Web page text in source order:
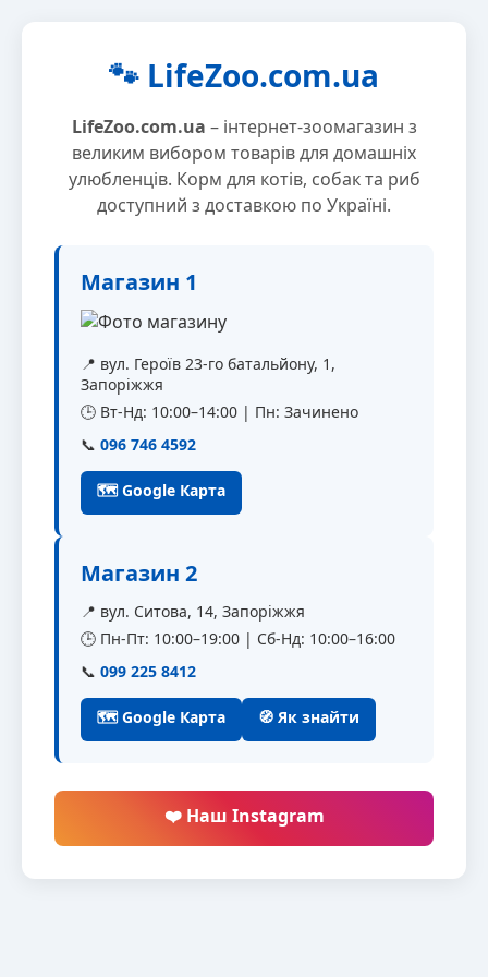
🐾 LifeZoo.com.ua
LifeZoo.com.ua – інтернет-зоомагазин з
великим вибором товарів для домашніх
улюбленців. Корм для котів, собак та риб
доступний з доставкою по Україні.
Магазин 1
📍 вул. Героїв 23-го батальйону, 1,
Запоріжжя
🕒 Вт-Нд: 10:00–14:00 | Пн: Зачинено
📞 096 746 4592
🗺 Google Карта
Магазин 2
📍 вул. Ситова, 14, Запоріжжя
🕒 Пн-Пт: 10:00–19:00 | Сб-Нд: 10:00–16:00
📞 099 225 8412
🗺 Google Карта 🧭 Як знайти
❤️ Наш Instagram